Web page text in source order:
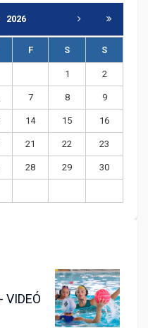
2026
F S S
1 2
7 8 9
14 15 16
21 22 23
28 29 30
VIDEÓ